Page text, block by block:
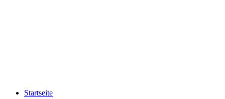
Startseite